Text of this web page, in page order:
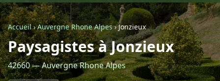
Retour à la liste des métiers
CGU-Confidentialité- Service proposé parViteUnDevis.com-Vous
Accueil›Auvergne Rhone Alpes›Jonzieux
Paysagistes à Jonzieux
42660 — Auvergne Rhone Alpes